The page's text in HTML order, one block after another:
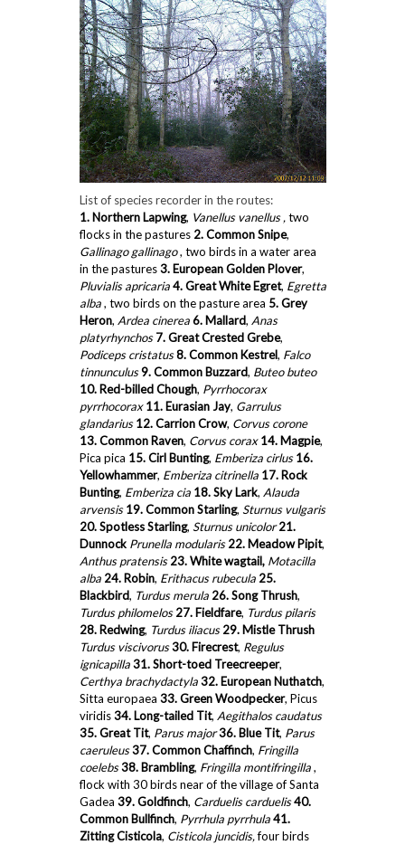
List of species recorder in the routes:
1. Northern Lapwing, Vanellus vanellus ,two
flocks in the pastures 2. Common Snipe,
Gallinago gallinago, two birds in a water area
in the pastures3. European Golden Plover,
Pluvialis apricaria 4. Great White Egret, Egretta
alba, two birds on the pasture area 5. Grey
Heron, Ardea cinerea6. Mallard, Anas
platyrhynchos7. Great Crested Grebe,
Podiceps cristatus 8. Common Kestrel, Falco
tinnunculus 9. Common Buzzard, Buteo buteo
10. Red-billed Chough, Pyrrhocorax
pyrrhocorax 11. Eurasian Jay, Garrulus
glandarius 12. Carrion Crow, Corvus corone
13. Common Raven, Corvus corax 14. Magpie,
Pica pica 15. Cirl Bunting, Emberiza cirlus 16.
Yellowhammer, Emberiza citrinella 17. Rock
Bunting, Emberiza cia 18. Sky Lark, Alauda
arvensis 19. Common Starling, Sturnus vulgaris
20. Spotless Starling, Sturnus unicolor 21.
Dunnock Prunella modularis 22. Meadow Pipit,
Anthus pratensis 23. White wagtail, Motacilla
alba 24. Robin, Erithacus rubecula 25.
Blackbird, Turdus merula 26. Song Thrush,
Turdus philomelos 27. Fieldfare, Turdus pilaris
28. Redwing, Turdus iliacus29. Mistle Thrush
Turdus viscivorus 30. Firecrest, Regulus
ignicapilla31. Short-toed Treecreeper,
Certhya brachydactyla 32. European Nuthatch,
Sitta europaea 33. Green Woodpecker, Picus
viridis34. Long-tailed Tit, Aegithalos caudatus
35. Great Tit, Parus major 36. Blue Tit, Parus
caeruleus 37. Common Chaffinch, Fringilla
coelebs 38. Brambling, Fringilla montifringilla,
flock with 30 birds near of the village of Santa
Gadea 39. Goldfinch, Carduelis carduelis 40.
Common Bullfinch, Pyrrhula pyrrhula 41.
Zitting Cisticola, Cisticola juncidis,four birds